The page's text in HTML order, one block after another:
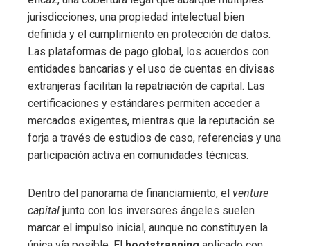
jurisdicciones, una propiedad intelectual bien
definida y el cumplimiento en protección de datos.
Las plataformas de pago global, los acuerdos con
entidades bancarias y el uso de cuentas en divisas
extranjeras facilitan la repatriación de capital. Las
certificaciones y estándares permiten acceder a
mercados exigentes, mientras que la reputación se
forja a través de estudios de caso, referencias y una
participación activa en comunidades técnicas.
Dentro del panorama de financiamiento, el venture
capital junto con los inversores ángeles suelen
marcar el impulso inicial, aunque no constituyen la